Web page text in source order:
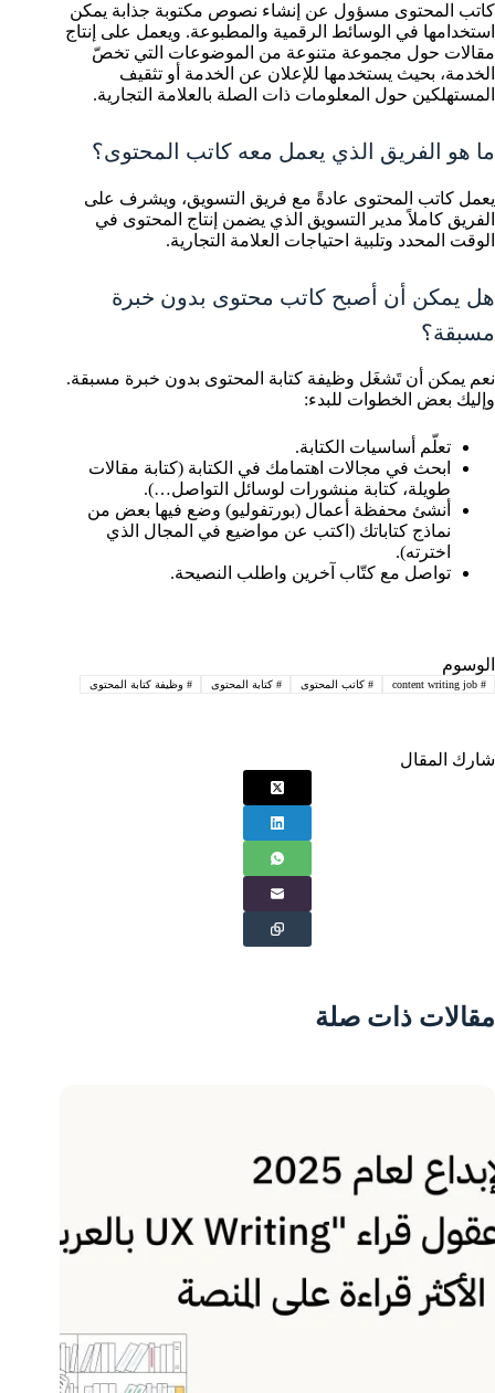
كاتب المحتوى مسؤول عن إنشاء نصوص مكتوبة جذابة يمكن
استخدامها في الوسائط الرقمية والمطبوعة. ويعمل على إنتاج
مقالات حول مجموعة متنوعة من الموضوعات التي تخصّ
الخدمة، بحيث يستخدمها للإعلان عن الخدمة أو تثقيف
المستهلكين حول المعلومات ذات الصلة بالعلامة التجارية.
ما هو الفريق الذي يعمل معه كاتب المحتوى؟
يعمل كاتب المحتوى عادةً مع فريق التسويق، ويشرف على
الفريق كاملاً مدير التسويق الذي يضمن إنتاج المحتوى في
الوقت المحدد وتلبية احتياجات العلامة التجارية.
هل يمكن أن أصبح كاتب محتوى بدون خبرة
مسبقة؟
نعم يمكن أن تَشغَل وظيفة كتابة المحتوى بدون خبرة مسبقة.
وإليك بعض الخطوات للبدء:
تعلّم أساسيات الكتابة.
ابحث في مجالات اهتمامك في الكتابة (كتابة مقالات
طويلة، كتابة منشورات لوسائل التواصل…).
أنشئ محفظة أعمال (بورتفوليو) وضع فيها بعض من
نماذج كتاباتك (اكتب عن مواضيع في المجال الذي
اخترته).
تواصل مع كتّاب آخرين واطلب النصيحة.
الوسوم
#
content writing job
# كاتب المحتوى # كتابة المحتوى # وظيفة كتابة المحتوى
شارك المقال
مقالات ذات صلة